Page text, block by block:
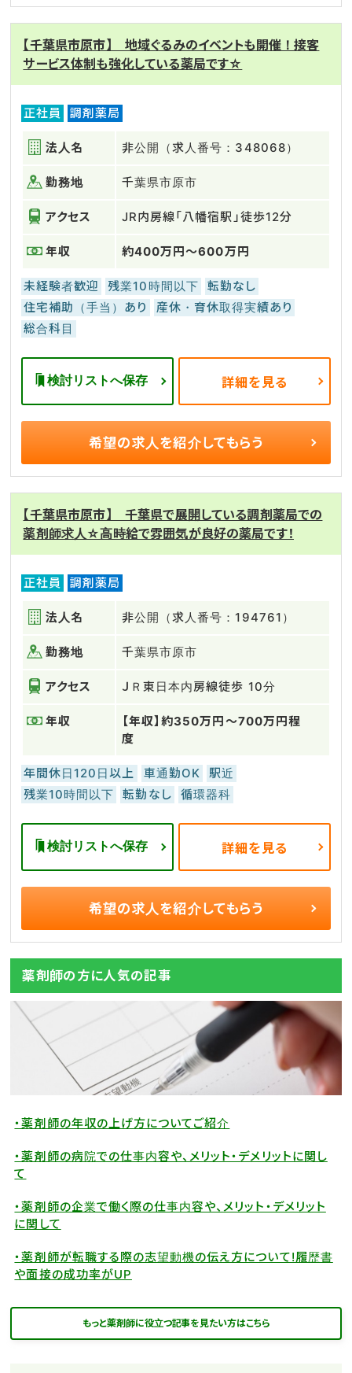
【千葉県市原市】 地域ぐるみのイベントも開催！接客
サービス体制も強化している薬局です☆
正社員 調剤薬局
法人名 非公開（求人番号：348068）
勤務地 千葉県市原市
アクセス JR内房線「八幡宿駅」徒歩12分
年収 約400万円～600万円
未経験者歓迎 残業10時間以下
転勤なし
住宅補助（手当）あり
産休・育休取得実績あり
総合科目
検討リストへ保存 詳細を見る
希望の求人を紹介してもらう
【千葉県市原市】 千葉県で展開している調剤薬局での
薬剤師求人☆高時給で雰囲気が良好の薬局です！
正社員 調剤薬局
法人名 非公開（求人番号：194761）
勤務地 千葉県市原市
アクセス ＪＲ東日本内房線徒歩 10分
年収
【年収】約350万円～700万円程
度
年間休日120日以上 車通勤OK
駅近
残業10時間以下
転勤なし 循環器科
検討リストへ保存 詳細を見る
希望の求人を紹介してもらう
薬剤師の方に人気の記事
・薬剤師の年収の上げ方についてご紹介
・薬剤師の病院での仕事内容や、メリット・デメリットに関し
て
・薬剤師の企業で働く際の仕事内容や、メリット・デメリット
に関して
・薬剤師が転職する際の志望動機の伝え方について!履歴書
や面接の成功率がUP
もっと薬剤師に役立つ記事を見たい方はこちら